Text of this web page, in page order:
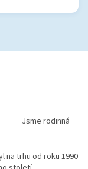
Jsme rodinná
na trhu od roku 1990